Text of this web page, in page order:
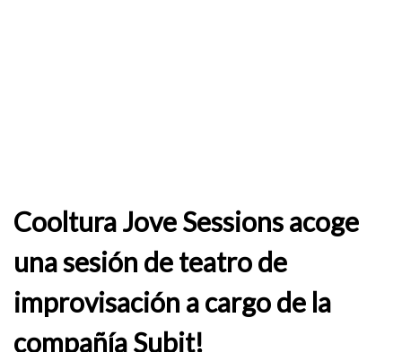
Cooltura Jove Sessions acoge
una sesión de teatro de
improvisación a cargo de la
compañía Subit!